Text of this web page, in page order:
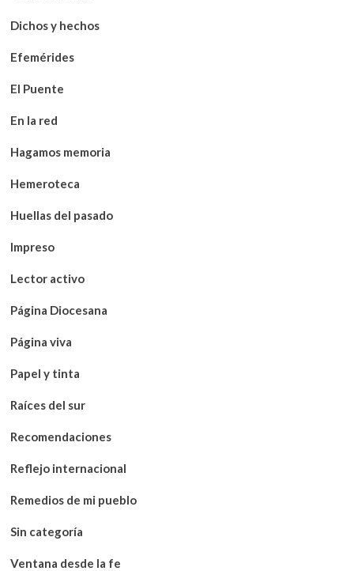
Dichos y hechos
Efemérides
El Puente
En la red
Hagamos memoria
Hemeroteca
Huellas del pasado
Impreso
Lector activo
Página Diocesana
Página viva
Papel y tinta
Raíces del sur
Recomendaciones
Reflejo internacional
Remedios de mi pueblo
Sin categoría
Ventana desde la fe